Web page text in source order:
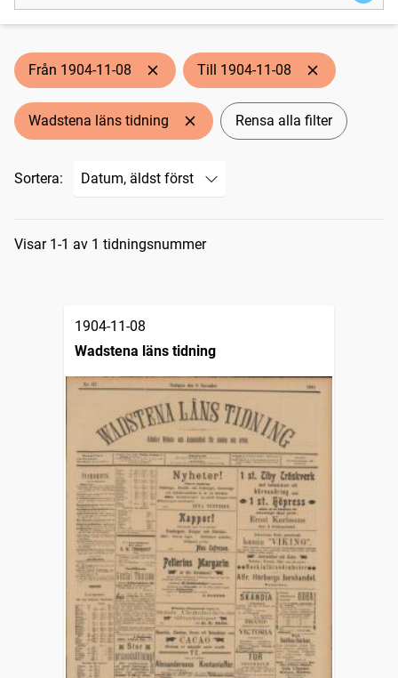
Från 1904-11-08 Till 1904-11-08
Wadstena läns tidning Rensa alla filter
Sortera:
Sökresultat
Visar 1-1 av 1 tidningsnummer
1904-11-08
Wadstena läns tidning